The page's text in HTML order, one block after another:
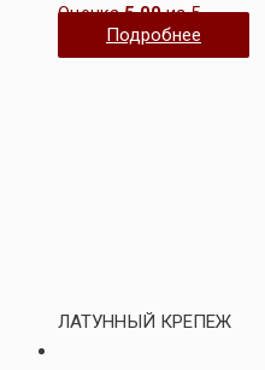
Оценка5.00из 5
Подробнее
ЛАТУННЫЙ КРЕПЕЖ